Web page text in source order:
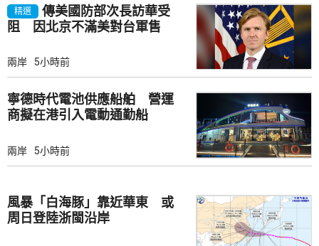
精選
傳美國防部次長訪華受
阻 因北京不滿美對台軍售
兩岸 5小時前
寧德時代電池供應船舶 營運
商擬在港引入電動通勤船
兩岸 5小時前
風暴「白海豚」靠近華東 或
周日登陸浙閩沿岸